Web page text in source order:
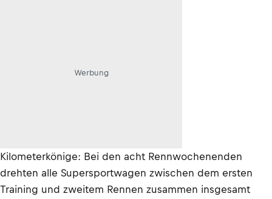
Werbung
Kilometerkönige: Bei den acht Rennwochenenden
drehten alle Supersportwagen zwischen dem ersten
Training und zweitem Rennen zusammen insgesamt